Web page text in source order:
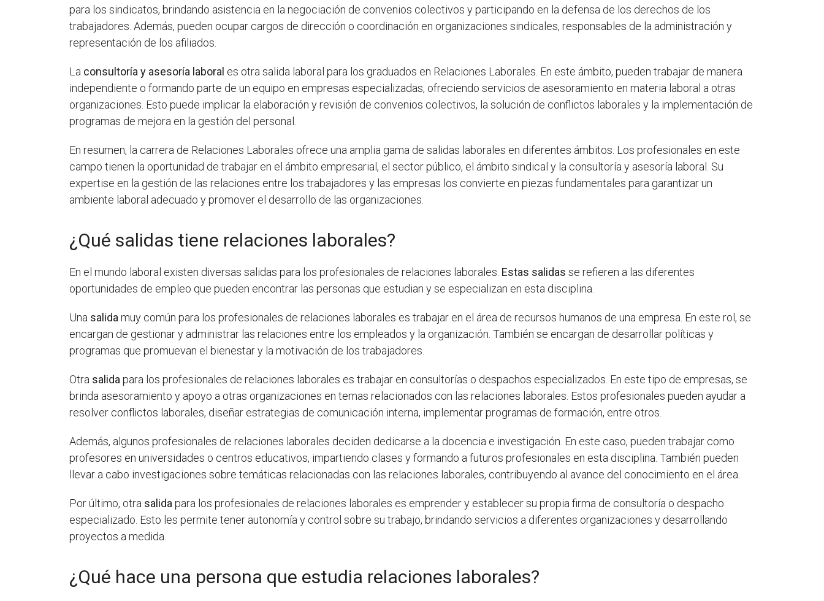
para los sindicatos, brindando asistencia en la negociación de convenios colectivos y participando en la defensa de los derechos de los
trabajadores. Además, pueden ocupar cargos de dirección o coordinación en organizaciones sindicales, responsables de la administración y
representación de los afiliados.
La consultoría y asesoría laboral es otra salida laboral para los graduados en Relaciones Laborales. En este ámbito, pueden trabajar de manera
independiente o formando parte de un equipo en empresas especializadas, ofreciendo servicios de asesoramiento en materia laboral a otras
organizaciones. Esto puede implicar la elaboración y revisión de convenios colectivos, la solución de conflictos laborales y la implementación de
programas de mejora en la gestión del personal.
En resumen, la carrera de Relaciones Laborales ofrece una amplia gama de salidas laborales en diferentes ámbitos. Los profesionales en este
campo tienen la oportunidad de trabajar en el ámbito empresarial, el sector público, el ámbito sindical y la consultoría y asesoría laboral. Su
expertise en la gestión de las relaciones entre los trabajadores y las empresas los convierte en piezas fundamentales para garantizar un
ambiente laboral adecuado y promover el desarrollo de las organizaciones.
¿Qué salidas tiene relaciones laborales?
En el mundo laboral existen diversas salidas para los profesionales de relaciones laborales. Estas salidas se refieren a las diferentes
oportunidades de empleo que pueden encontrar las personas que estudian y se especializan en esta disciplina.
Una salida muy común para los profesionales de relaciones laborales es trabajar en el área de recursos humanos de una empresa. En este rol, se
encargan de gestionar y administrar las relaciones entre los empleados y la organización. También se encargan de desarrollar políticas y
programas que promuevan el bienestar y la motivación de los trabajadores.
Otra salida para los profesionales de relaciones laborales es trabajar en consultorías o despachos especializados. En este tipo de empresas, se
brinda asesoramiento y apoyo a otras organizaciones en temas relacionados con las relaciones laborales. Estos profesionales pueden ayudar a
resolver conflictos laborales, diseñar estrategias de comunicación interna, implementar programas de formación, entre otros.
Además, algunos profesionales de relaciones laborales deciden dedicarse a la docencia e investigación. En este caso, pueden trabajar como
profesores en universidades o centros educativos, impartiendo clases y formando a futuros profesionales en esta disciplina. También pueden
llevar a cabo investigaciones sobre temáticas relacionadas con las relaciones laborales, contribuyendo al avance del conocimiento en el área.
Por último, otra salida para los profesionales de relaciones laborales es emprender y establecer su propia firma de consultoría o despacho
especializado. Esto les permite tener autonomía y control sobre su trabajo, brindando servicios a diferentes organizaciones y desarrollando
proyectos a medida.
¿Qué hace una persona que estudia relaciones laborales?